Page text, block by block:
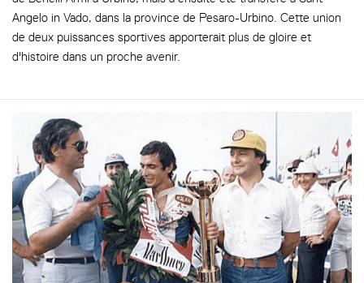
Angelo in Vado, dans la province de Pesaro-Urbino. Cette union
de deux puissances sportives apporterait plus de gloire et
d'histoire dans un proche avenir.